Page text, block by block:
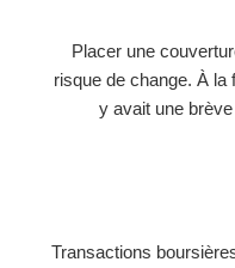
Placer une
risque de change. À la
y avait une
Transactions